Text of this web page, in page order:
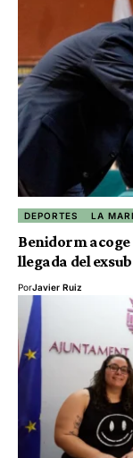
DEPORTES LA
Benidorm acoge
llegada del
PorJavier Ruiz